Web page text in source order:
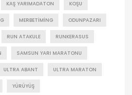
KAŞ YARIMADATON KOŞU
MERBETIMING ODUNPAZARI
RUN ATAKULE RUNKERASUS
SAMSUN YARI MARATONU
ULTRA ABANT ULTRA MARATON
YÜRÜYÜŞ